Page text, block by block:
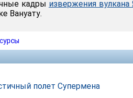
кадры извержения вулкана
Вануату.
полет Супермена